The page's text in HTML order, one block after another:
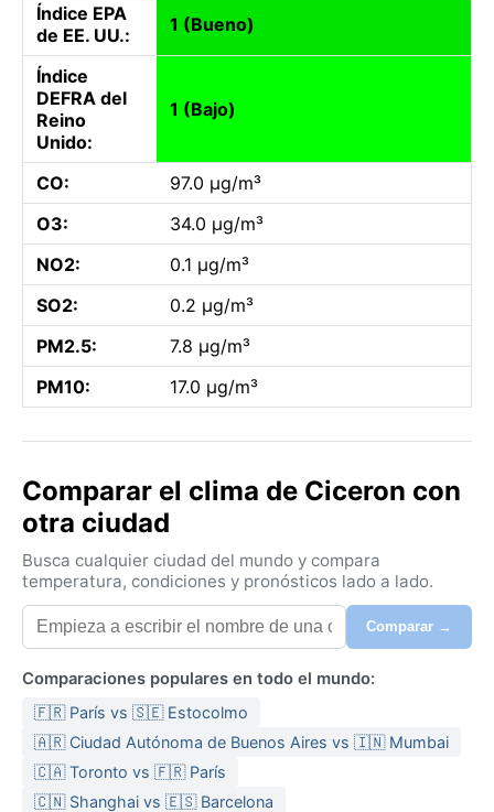
Índice EPA
de EE. UU.:
1 (Bueno)
Índice
DEFRA del
Reino
Unido:
1 (Bajo)
CO:
97.0 µg/m³
O3:
34.0 µg/m³
NO2:
0.1 µg/m³
SO2:
0.2 µg/m³
PM2.5:
7.8 µg/m³
PM10:
17.0 µg/m³
Comparar el clima de Ciceron con
otra ciudad
Busca cualquier ciudad del mundo y compara
temperatura, condiciones y pronósticos lado a lado.
Comparar →
Comparaciones populares en todo el mundo:
🇫🇷 París vs 🇸🇪 Estocolmo
🇦🇷 Ciudad Autónoma de Buenos Aires vs 🇮🇳 Mumbai
🇨🇦 Toronto vs 🇫🇷 París
🇨🇳 Shanghai vs 🇪🇸 Barcelona